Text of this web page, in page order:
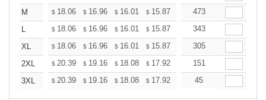
M
$ 18.06 $ 16.96 $ 16.01 $ 15.87 15.60
473
L
$ 18.06 $ 16.96 $ 16.01 $ 15.87 15.60
343
XL
$ 18.06 $ 16.96 $ 16.01 $ 15.87 15.60
305
2XL
$ 20.39 $ 19.16 $ 18.08 $ 17.92 17.61
151
3XL
$ 20.39 $ 19.16 $ 18.08 $ 17.92 17.61
45